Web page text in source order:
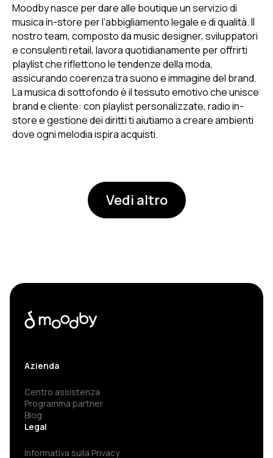
Moodby nasce per dare alle boutique un servizio di
musica in-store per l’abbigliamento legale e di qualità. Il
nostro team, composto da music designer, sviluppatori
e consulenti retail, lavora quotidianamente per offrirti
playlist che riflettono le tendenze della moda,
assicurando coerenza tra suono e immagine del brand.
La musica di sottofondo è il tessuto emotivo che unisce
brand e cliente: con playlist personalizzate, radio in-
store e gestione dei diritti ti aiutiamo a creare ambienti
dove ogni melodia ispira acquisti.
Vedi altro
Azienda
Centro assistenza
Programma partner
Blog
Legal
Informativa sulla Privacy